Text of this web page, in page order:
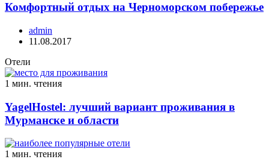
Комфортный отдых на Черноморском побережье
admin
11.08.2017
Отели
1 мин. чтения
YagelHostel: лучший вариант проживания в
Мурманске и области
1 мин. чтения